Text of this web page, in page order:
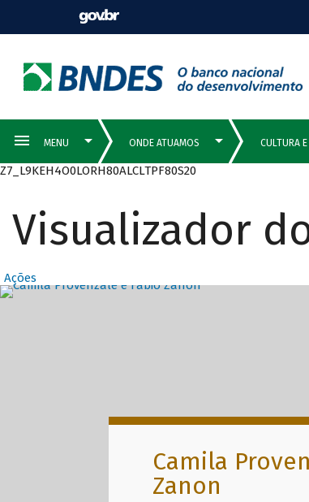
Z7_L9KEH4O0LORH80ALCLTPF80S20
Visualizador
Ações
Destaques
Camila
Zanon